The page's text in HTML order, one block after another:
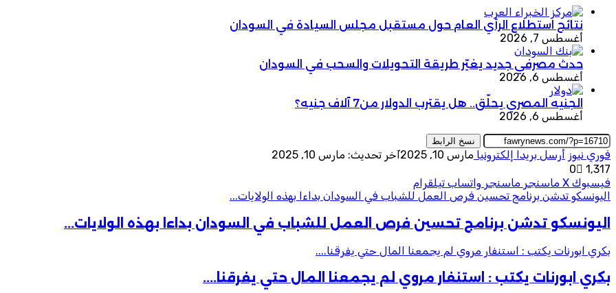
نتائج استطلاع الرأي العام حول مستقبل مجلس السيادة في السودان
أغسطس 7, 2026
حدث مصرفي جديد يغيّر طريقة التحويلات والسحب في السودان
أغسطس 6, 2026
الجنيه المصري يحلّق.. هل يقترب الدولار من7 آلاف جنيه؟
أغسطس 6, 2026
نسخ الرابط
فوري نيوز أرسل بريدا إلكترونيا مارس 10, 2025
آخر تحديث: مارس 10, 2025
0
1٬317
فيسبوك ‫X ماسنجر ماسنجر واتساب تيلقرام
اليونسكو تدشن برنامج تحسين فرص العمل للشباب في السودان بداءا بهذه الولايات...
اليونسكو تدشن برنامج تحسين فرص العمل للشباب في السودان بداءا بهذه الولايات...
بكري ابورنات يكتب : استنفار مروي لم يجمعنا المال حتي يفرقنا....
بكري ابورنات يكتب : استنفار مروي لم يجمعنا المال حتي يفرقنا....